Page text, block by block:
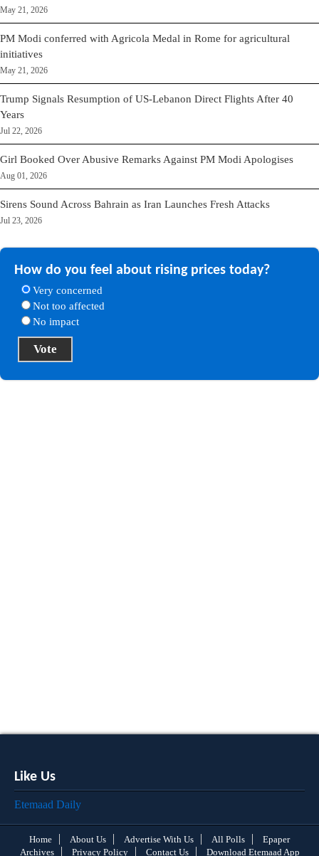
May 21, 2026
PM Modi conferred with Agricola Medal in Rome for agricultural
initiatives
May 21, 2026
Trump Signals Resumption of US-Lebanon Direct Flights After 40
Years
Jul 22, 2026
Girl Booked Over Abusive Remarks Against PM Modi Apologises
Aug 01, 2026
Sirens Sound Across Bahrain as Iran Launches Fresh Attacks
Jul 23, 2026
How do you feel about rising prices today?
Very concerned
Not too affected
No impact
Like Us
Etemaad Daily
Home About Us Advertise With Us All Polls
Epaper
Archives
Privacy Policy Contact Us Download Etemaad App